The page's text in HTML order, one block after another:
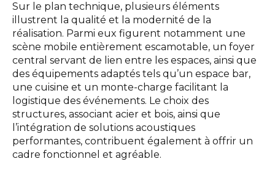
Sur le plan technique, plusieurs éléments
illustrent la qualité et la modernité de la
réalisation. Parmi eux figurent notamment une
scène mobile entièrement escamotable, un foyer
central servant de lien entre les espaces, ainsi que
des équipements adaptés tels qu’un espace bar,
une cuisine et un monte-charge facilitant la
logistique des événements. Le choix des
structures, associant acier et bois, ainsi que
l’intégration de solutions acoustiques
performantes, contribuent également à offrir un
cadre fonctionnel et agréable.